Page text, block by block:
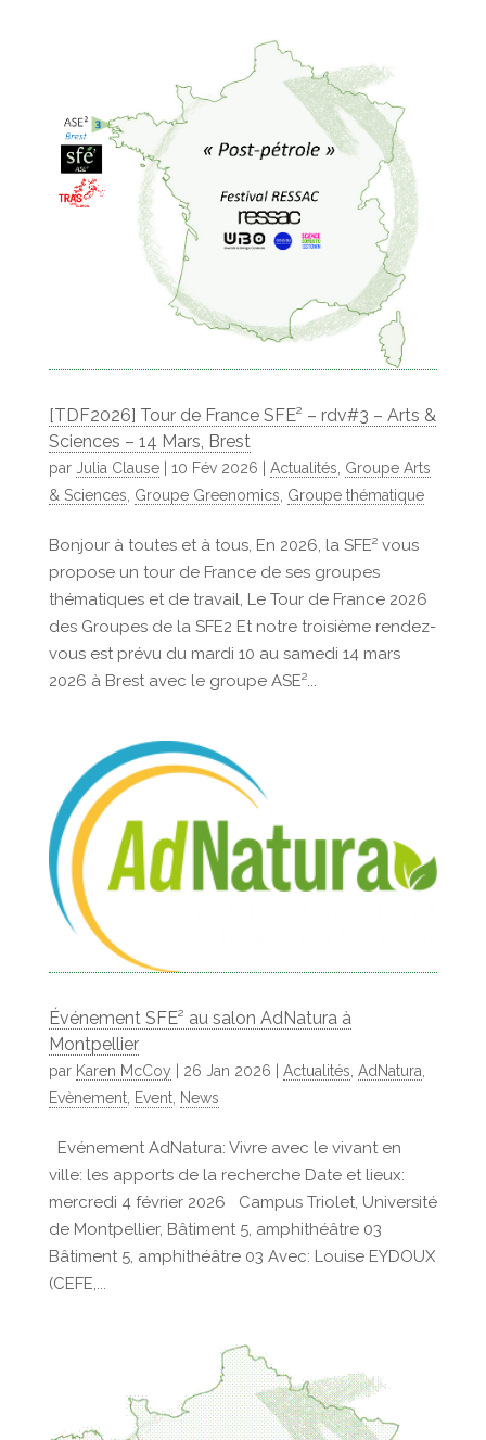
[TDF2026] Tour de France SFE² – rdv#3 – Arts &
Sciences – 14 Mars, Brest
par Julia Clause| 10 Fév 2026 Actualités Groupe Arts
& Sciences Groupe Greenomics Groupe thématique
Bonjour à toutes et à tous, En 2026, la SFE² vous
propose un tour de France de ses groupes
thématiques et de travail, Le Tour de France 2026
des Groupes de la SFE2 Et notre troisième rendez-
vous est prévu du mardi 10 au samedi 14 mars
2026 à Brest avec le groupe ASE²...
Événement SFE² au salon AdNatura à
Montpellier
par Karen McCoy 26 Jan 2026 Actualités AdNatura
Evènement, Event, News
Evénement AdNatura: Vivre avec le vivant en
ville: les apports de la recherche Date et lieux:
mercredi 4 février 2026 Campus Triolet, Université
de Montpellier, Bâtiment 5, amphithéâtre 03
Bâtiment 5, amphithéâtre 03 Avec: Louise EYDOUX
(CEFE,...